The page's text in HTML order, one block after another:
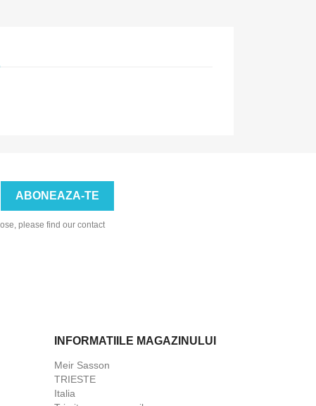
please find our contact
INFORMATIILE MAGAZINULUI
Meir Sasson
TRIESTE
Italia